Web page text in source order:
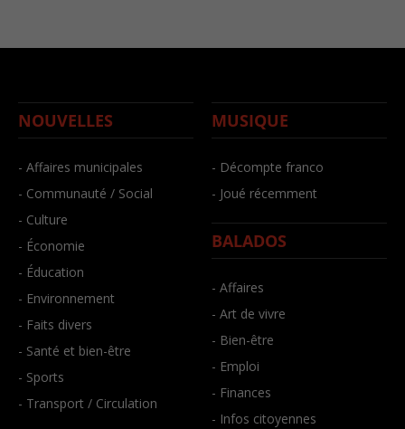
NOUVELLES
- Affaires municipales
- Communauté / Social
- Culture
- Économie
- Éducation
- Environnement
- Faits divers
- Santé et bien-être
- Sports
- Transport / Circulation
MUSIQUE
- Décompte franco
- Joué récemment
BALADOS
- Affaires
- Art de vivre
- Bien-être
- Emploi
- Finances
- Infos citoyennes